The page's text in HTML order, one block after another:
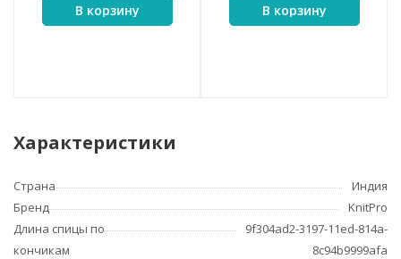
В корзину
В корзину
Характеристики
Страна
Индия
Бренд
KnitPro
Длина спицы по
кончикам
9f304ad2-3197-11ed-814a-
8c94b9999afa